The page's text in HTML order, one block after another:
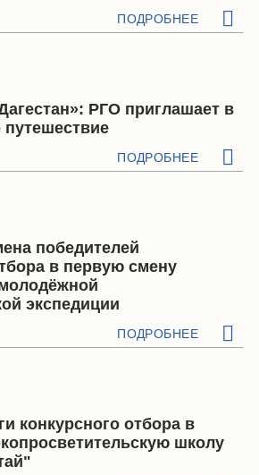
ПОДРОБНЕЕ
РГО приглашает в
ПОДРОБНЕЕ
победителей
в первую смену
экспедиции
ПОДРОБНЕЕ
конкурсного отбора в
школу